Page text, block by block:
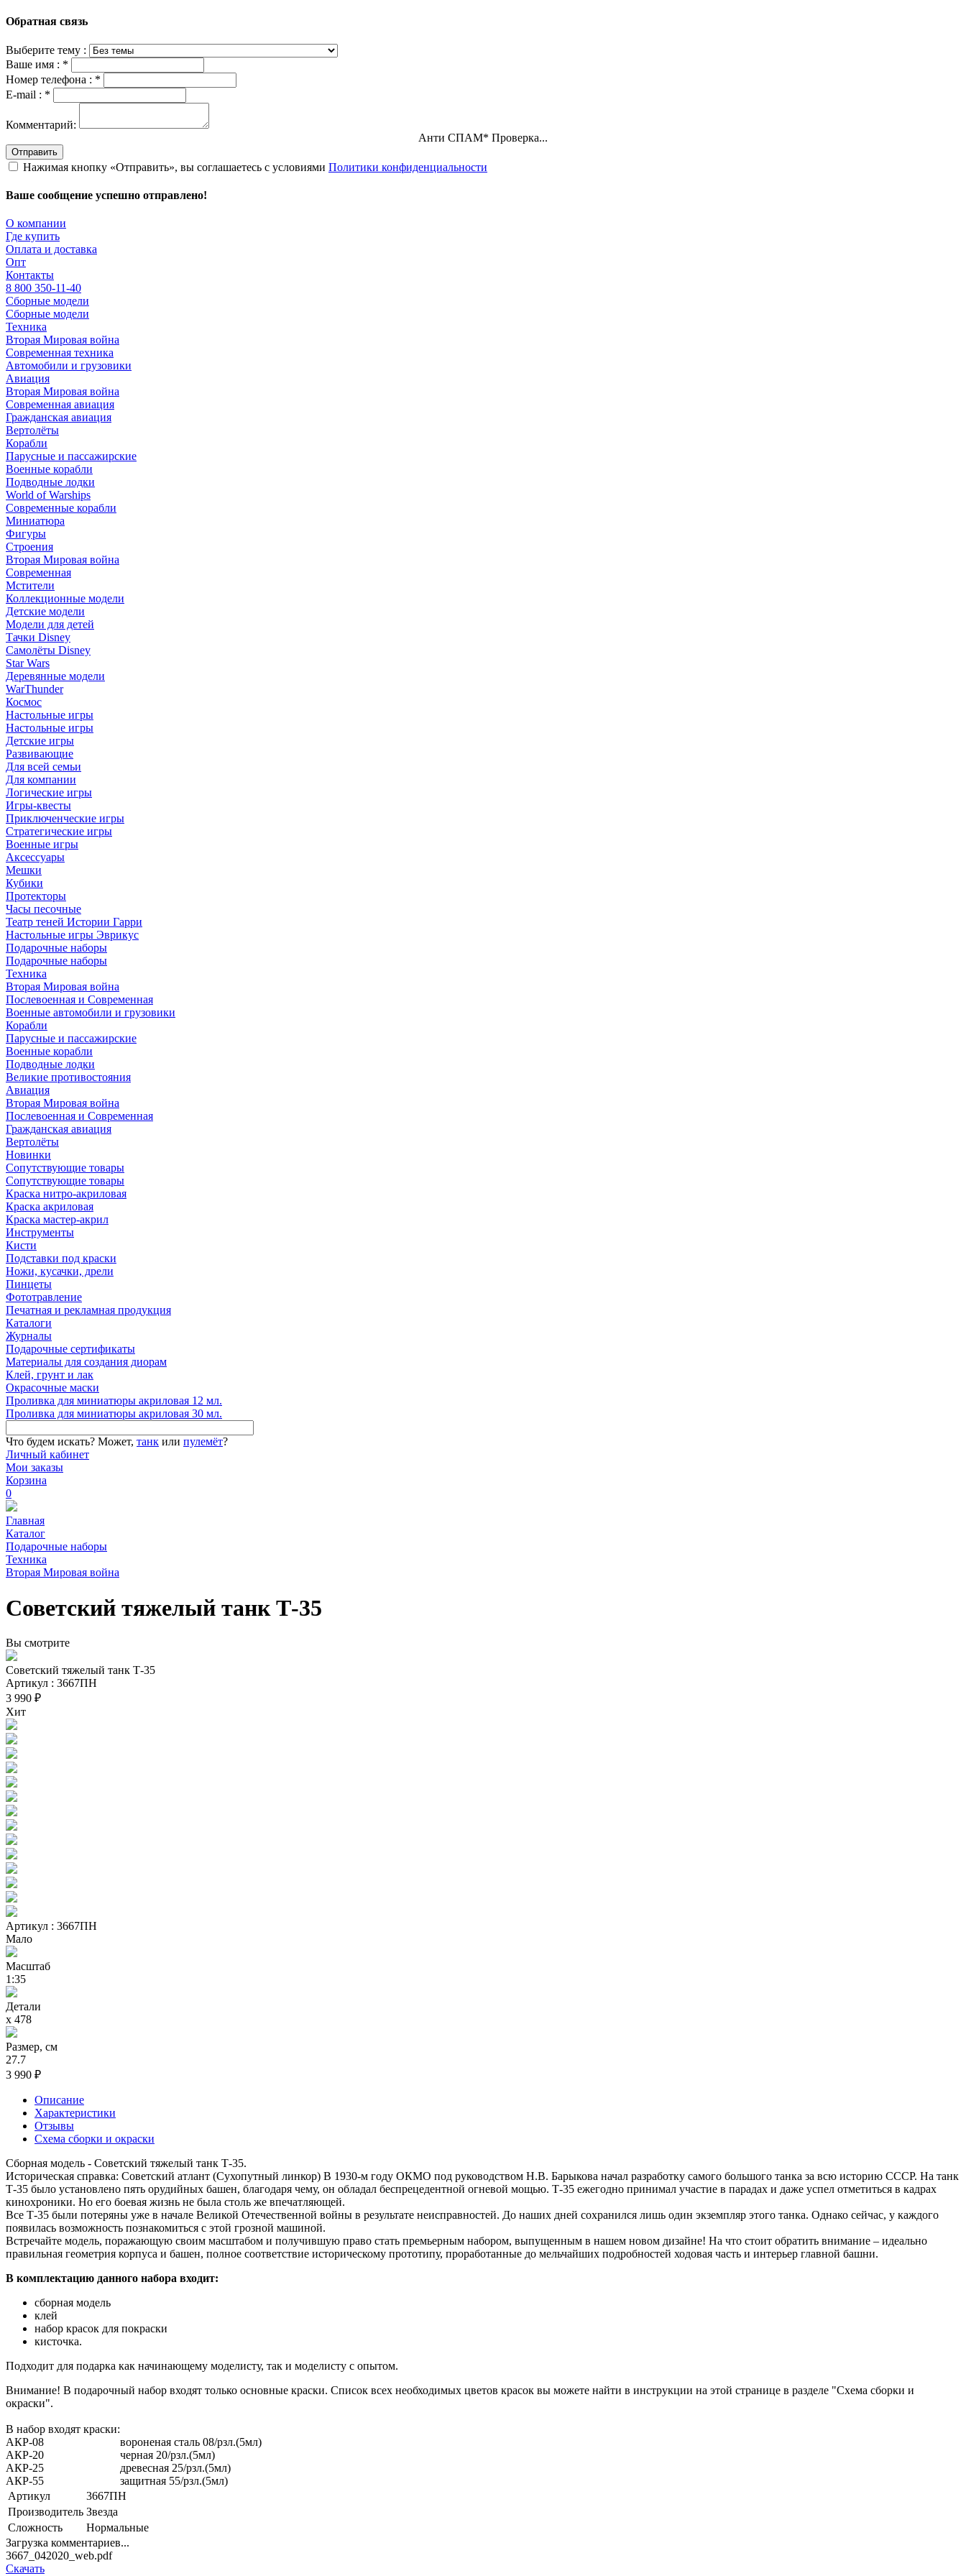
Обратная связь
Выберите тему :
Ваше имя : *
Номер телефона : *
E-mail : *
Комментарий:
Анти СПАМ* Проверка...
Отправить
Нажимая кнопку «Отправить», вы соглашаетесь с условиями Политики конфиденциальности
Ваше сообщение успешно отправлено!
О компании
Где купить
Оплата и доставка
Опт
Контакты
8 800 350-11-40
Сборные модели
Сборные модели
Техника
Вторая Мировая война
Современная техника
Автомобили и грузовики
Авиация
Вторая Мировая война
Современная авиация
Гражданская авиация
Вертолёты
Корабли
Парусные и пассажирские
Военные корабли
Подводные лодки
World of Warships
Современные корабли
Миниатюра
Фигуры
Строения
Вторая Мировая война
Современная
Мстители
Коллекционные модели
Детские модели
Модели для детей
Тачки Disney
Самолёты Disney
Star Wars
Деревянные модели
WarThunder
Космос
Настольные игры
Настольные игры
Детские игры
Развивающие
Для всей семьи
Для компании
Логические игры
Игры-квесты
Приключенческие игры
Стратегические игры
Военные игры
Аксессуары
Мешки
Кубики
Протекторы
Часы песочные
Театр теней Истории Гарри
Настольные игры Эврикус
Подарочные наборы
Подарочные наборы
Техника
Вторая Мировая война
Послевоенная и Современная
Военные автомобили и грузовики
Корабли
Парусные и пассажирские
Военные корабли
Подводные лодки
Великие противостояния
Авиация
Вторая Мировая война
Послевоенная и Современная
Гражданская авиация
Вертолёты
Новинки
Сопутствующие товары
Сопутствующие товары
Краска нитро-акриловая
Краска акриловая
Краска мастер-акрил
Инструменты
Кисти
Подставки под краски
Ножи, кусачки, дрели
Пинцеты
Фототравление
Печатная и рекламная продукция
Каталоги
Журналы
Подарочные сертификаты
Материалы для создания диорам
Клей, грунт и лак
Окрасочные маски
Проливка для миниатюры акриловая 12 мл.
Проливка для миниатюры акриловая 30 мл.
Что будем искать? Может, танк или пулемёт?
Личный кабинет
Мои заказы
Корзина
0
Главная
Каталог
Подарочные наборы
Техника
Вторая Мировая война
Советский тяжелый танк Т-35
Вы смотрите
Советский тяжелый танк Т-35
Артикул : 3667ПН
3 990 ₽
Хит
Артикул : 3667ПН
Мало
Масштаб
1:35
Детали
х 478
Размер, см
27.7
3 990 ₽
Описание
Характеристики
Отзывы
Схема сборки и окраски
Сборная модель - Советский тяжелый танк Т-35.
Историческая справка: Советский атлант (Сухопутный линкор) В 1930-м году ОКМО под руководством Н.В. Барыкова начал разработку самого большого танка за всю историю СССР. На танк
Т-35 было установлено пять орудийных башен, благодаря чему, он обладал беспрецедентной огневой мощью. Т-35 ежегодно принимал участие в парадах и даже успел отметиться в кадрах
кинохроники. Но его боевая жизнь не была столь же впечатляющей.
Все Т-35 были потеряны уже в начале Великой Отечественной войны в результате неисправностей. До наших дней сохранился лишь один экземпляр этого танка. Однако сейчас, у каждого
появилась возможность познакомиться с этой грозной машиной.
Встречайте модель, поражающую своим масштабом и получившую право стать премьерным набором, выпущенным в нашем новом дизайне! На что стоит обратить внимание – идеально
правильная геометрия корпуса и башен, полное соответствие историческому прототипу, проработанные до мельчайших подробностей ходовая часть и интерьер главной башни.
В комплектацию данного набора входит:
сборная модель
клей
набор красок для покраски
кисточка.
Подходит для подарка как начинающему моделисту, так и моделисту с опытом.
Внимание! В подарочный набор входят только основные краски. Список всех необходимых цветов красок вы можете найти в инструкции на этой странице в разделе "Схема сборки и
окраски".
В набор входят краски:
АКР-08
вороненая сталь 08/рзл.(5мл)
АКР-20
черная 20/рзл.(5мл)
АКР-25
древесная 25/рзл.(5мл)
АКР-55
защитная 55/рзл.(5мл)
Артикул
3667ПН
Производитель Звезда
Сложность
Нормальные
Загрузка комментариев...
3667_042020_web.pdf
Скачать